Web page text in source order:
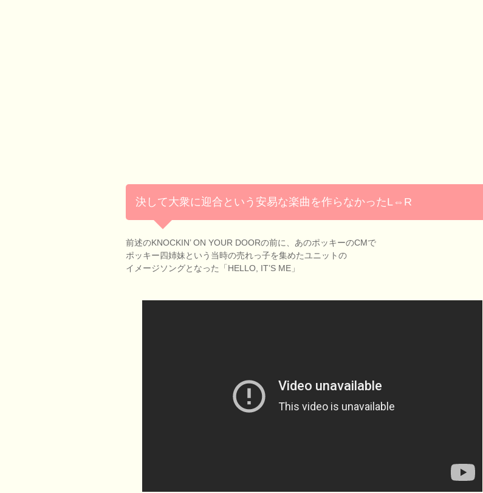
決して大衆に迎合という安易な楽曲を作らなかったL⇔R
前述のKNOCKIN’ ON YOUR DOORの前に、あのポッキーのCMで
ポッキー四姉妹という当時の売れっ子を集めたユニットの
イメージソングとなった「HELLO, IT’S ME」